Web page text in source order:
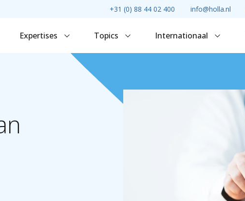
+31 (0) 88 44 02 400 info@holla.nl
Expertises Topics Internationaal